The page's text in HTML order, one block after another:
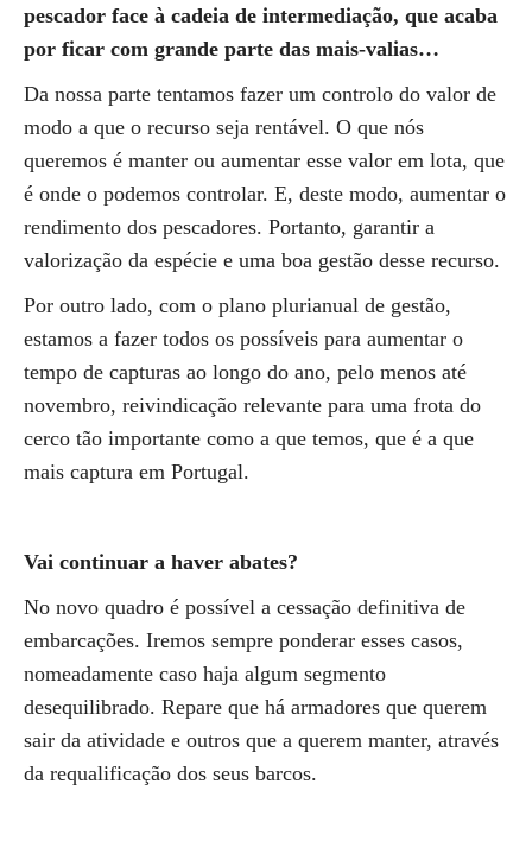
pescador face à cadeia de intermediação, que acaba
por ficar com grande parte das mais-valias…
Da nossa parte tentamos fazer um controlo do valor de
modo a que o recurso seja rentável. O que nós
queremos é manter ou aumentar esse valor em lota, que
é onde o podemos controlar. E, deste modo, aumentar o
rendimento dos pescadores. Portanto, garantir a
valorização da espécie e uma boa gestão desse recurso.
Por outro lado, com o plano plurianual de gestão,
estamos a fazer todos os possíveis para aumentar o
tempo de capturas ao longo do ano, pelo menos até
novembro, reivindicação relevante para uma frota do
cerco tão importante como a que temos, que é a que
mais captura em Portugal.
Vai continuar a haver abates?
No novo quadro é possível a cessação definitiva de
embarcações. Iremos sempre ponderar esses casos,
nomeadamente caso haja algum segmento
desequilibrado. Repare que há armadores que querem
sair da atividade e outros que a querem manter, através
da requalificação dos seus barcos.